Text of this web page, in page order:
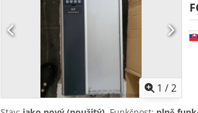
Dodsyxqlujpfx Ab Dskr Evropská přeprava
1 /2